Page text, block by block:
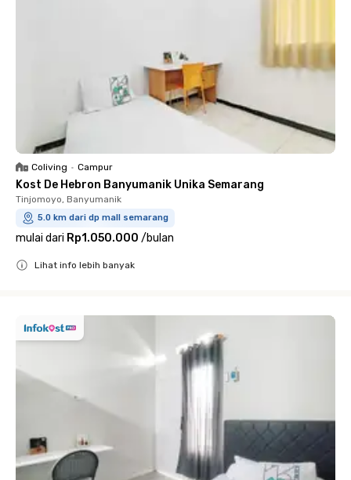
Coliving • Campur
Kost De Hebron Banyumanik Unika Semarang
Tinjomoyo, Banyumanik
5.0 km dari dp mall semarang
mulai dari Rp1.050.000 /bulan
Lihat info lebih banyak